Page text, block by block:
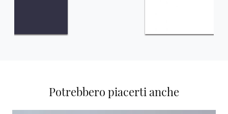
Potrebbero piacerti anche